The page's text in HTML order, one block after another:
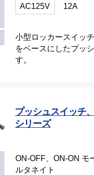
AC125V 12A
小型ロッカースイッ
をベースにしたプッ
す。
プッシュスイッチ
シリーズ
ON-OFF、ON-ON モ
ルタネイト